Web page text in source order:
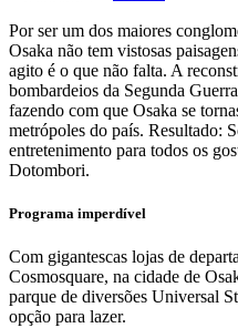
Por ser um dos maiores
Osaka não tem vistosas
agito é o que não falta. A
bombardeios da Segunda
fazendo com que Osaka se
metrópoles do país. Resultado:
entretenimento para todos os
Dotombori.
Programa imperdível
Com gigantescas lojas de
Cosmosquare, na cidade de
parque de diversões Universal
opção para lazer.